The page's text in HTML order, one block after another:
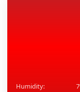
আইআরজিসির
মার্কিন
Humidity: